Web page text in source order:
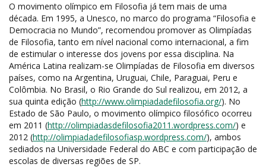
O movimento olímpico em Filosofia já tem mais de uma
década. Em 1995, a Unesco, no marco do programa “Filosofia e
Democracia no Mundo”, recomendou promover as Olimpíadas
de Filosofia, tanto em nível nacional como internacional, a fim
de estimular o interesse dos jovens por essa disciplina. Na
América Latina realizam-se Olimpíadas de Filosofia em diversos
países, como na Argentina, Uruguai, Chile, Paraguai, Peru e
Colômbia. No Brasil, o Rio Grande do Sul realizou, em 2012, a
sua quinta edição (http://www.olimpiadadefilosofia.org/). No
Estado de São Paulo, o movimento olímpico filosófico ocorreu
em 2011 (http://olimpiadasdefilosofia2011.wordpress.com/) e
2012 (http://olimpiadadefilosofiasp.wordpress.com/), ambos
sediados na Universidade Federal do ABC e com participação de
escolas de diversas regiões de SP.